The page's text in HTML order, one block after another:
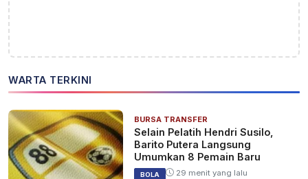
WARTA TERKINI
BURSA TRANSFER
Selain Pelatih Hendri Susilo,
Barito Putera Langsung
Umumkan 8 Pemain Baru
BOLA 29 menit yang lalu